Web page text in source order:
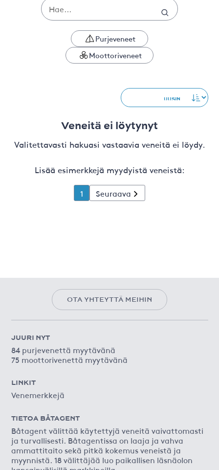
Purjeveneet
Moottoriveneet
Veneitä ei löytynyt
Valitettavasti hakuasi vastaavia veneitä ei löydy.
Lisää esimerkkejä myydyistä veneistä:
1 Seuraava
OTA YHTEYTTÄ MEIHIN
JUURI NYT
84 purjevenettä myytävänä
75 moottorivenettä myytävänä
LINKIT
Venemerkkejä
TIETOA BÅTAGENT
Båtagent välittää käytettyjä veneitä vaivattomasti
ja turvallisesti. Båtagentissa on laaja ja vahva
ammattitaito sekä pitkä kokemus veneistä ja
myynnistä. 18 välittäjää luo paikallisen läsnäolon